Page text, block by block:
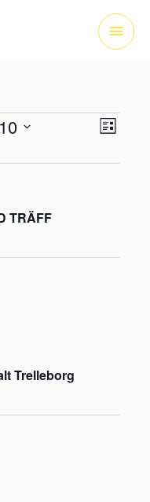
Vy-
Lista
TRÄFF
Trelleborg